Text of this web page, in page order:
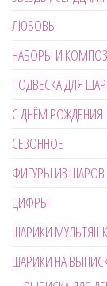
ЛЮБОВЬ
НАБОРЫ И
ПОДВЕСКА ДЛЯ
С ДНЁМ РОЖДЕНИЯ
СЕЗОННОЕ
ФИГУРЫ ИЗ ШАРОВ
ЦИФРЫ
ШАРИКИ
ШАРИКИ НА